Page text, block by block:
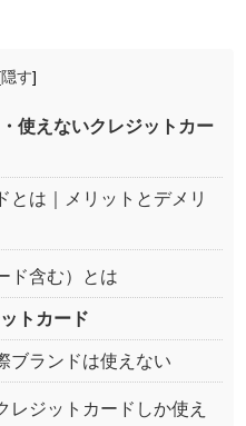
隠す]
使えないクレジットカー
とは｜メリットとデメリ
ド含む）とは
トカード
ブランドは使えない
レジットカードしか使え